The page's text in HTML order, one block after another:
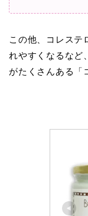
この他、コレステ
れやすくなるなど
がたくさんある「